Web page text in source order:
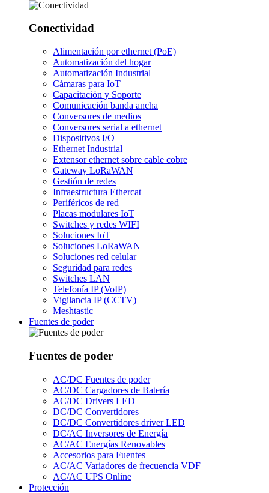
Conectividad
Alimentación por ethernet (PoE)
Automatización del hogar
Automatización Industrial
Cámaras para IoT
Capacitación y Soporte
Comunicación banda ancha
Conversores de medios
Conversores serial a ethernet
Dispositivos I/O
Ethernet Industrial
Extensor ethernet sobre cable cobre
Gateway LoRaWAN
Gestión de redes
Infraestructura Ethercat
Periféricos de red
Placas modulares IoT
Switches y redes WIFI
Soluciones IoT
Soluciones LoRaWAN
Soluciones red celular
Seguridad para redes
Switches LAN
Telefonía IP (VoIP)
Vigilancia IP (CCTV)
Meshtastic
Fuentes de poder
Fuentes de poder
AC/DC Fuentes de poder
AC/DC Cargadores de Batería
AC/DC Drivers LED
DC/DC Convertidores
DC/DC Convertidores driver LED
DC/AC Inversores de Energía
AC/AC Energías Renovables
Accesorios para Fuentes
AC/AC Variadores de frecuencia VDF
AC/AC UPS Online
Protección